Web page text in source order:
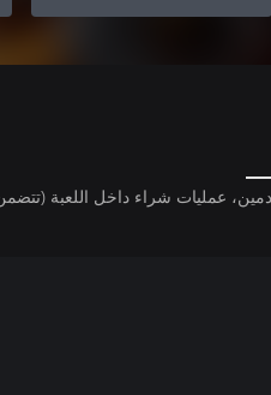
عمليات شراء داخل اللعبة